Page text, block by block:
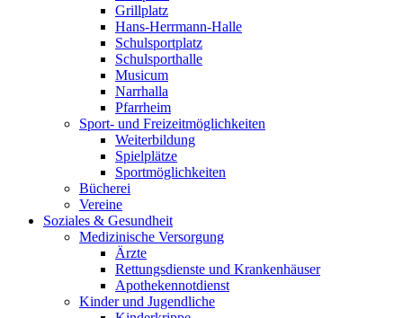
Grillplatz
Hans-Herrmann-Halle
Schulsportplatz
Schulsporthalle
Musicum
Narrhalla
Pfarrheim
Sport- und Freizeitmöglichkeiten
Weiterbildung
Spielplätze
Sportmöglichkeiten
Bücherei
Vereine
Soziales & Gesundheit
Medizinische Versorgung
Ärzte
Rettungsdienste und Krankenhäuser
Apothekennotdienst
Kinder und Jugendliche